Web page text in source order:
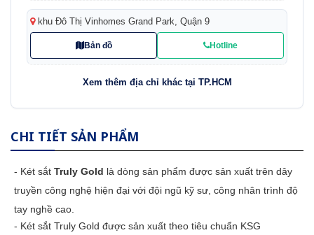
khu Đô Thị Vinhomes Grand Park, Quận 9
Bản đồ Hotline
Xem thêm địa chỉ khác tại TP.HCM
CHI TIẾT SẢN PHẨM
- Két sắt Truly Gold là dòng sản phẩm được sản xuất trên dây
truyền công nghệ hiện đại với đội ngũ kỹ sư, công nhân trình độ
tay nghề cao.
- Két sắt Truly Gold được sản xuất theo tiêu chuẩn KSG